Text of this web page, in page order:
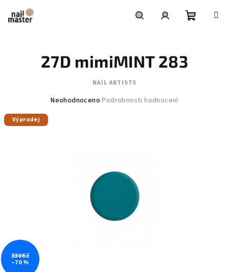
obsah
27D mimiMINT 283
NAIL ARTISTS
Průměrné
Neohodnoceno Podrobnosti hodnocení
Výprodej
330 Kč
–70 %